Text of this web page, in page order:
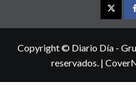
Copyright © Diario Día -
reservados. |